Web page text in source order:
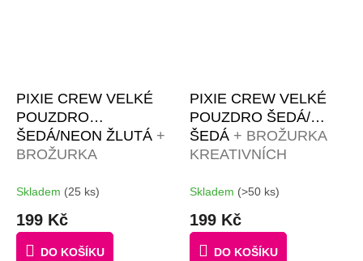
PIXIE CREW VELKÉ
POUZDRO
ŠEDÁ/NEON ŽLUTÁ +
BROŽURKA
NÁPADŮ + 50
MALÝCH
RŮZNOBAREVNÝCH
PIXELŮ ZDARMA
Skladem (25 ks)
199 Kč
DO KOŠÍKU
PIXIE CREW VELKÉ
POUZDRO ŠEDÁ/
ŠEDÁ + BROŽURKA
KREATIVNÍCH
MALÝCH
RŮZNOBAREVNÝCH
PIXELŮ ZDARMA
Skladem (>50 ks)
199 Kč
DO KOŠÍKU